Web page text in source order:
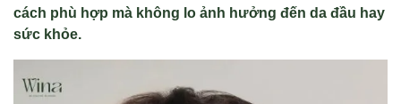
cách phù hợp mà không lo ảnh hưởng đến da đầu hay
sức khỏe.